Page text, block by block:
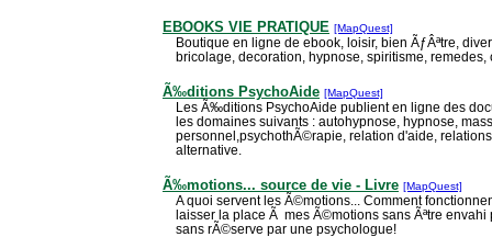
EBOOKS VIE PRATIQUE [MapQuest]
Boutique en ligne de ebook, loisir, bien ÃƒÂªtre,
bricolage, decoration, hypnose, spiritisme, remedes,
Ã‰ditions PsychoAide [MapQuest]
Les Ã‰ditions PsychoAide publient en ligne des
les domaines suivants : autohypnose, hypnose,
personnel,psychothÃ©rapie, relation d'aide,
alternative.
Ã‰motions... source de vie - Livre [MapQuest]
A quoi servent les Ã©motions... Comment
laisser la place Ã mes Ã©motions sans Ãªtre
sans rÃ©serve par une psychologue!